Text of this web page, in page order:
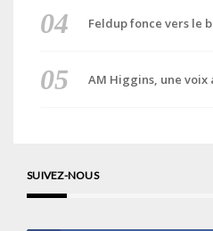
Feldup fonce vers le
AM Higgins, une
SUIVEZ-NOUS